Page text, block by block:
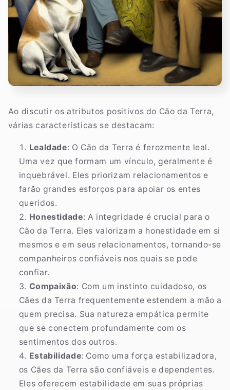
Ao discutir os atributos positivos do Cão da Terra,
várias características se destacam:
Lealdade: O Cão da Terra é ferozmente leal.
Uma vez que formam um vínculo, geralmente é
inquebrável. Eles priorizam relacionamentos e
farão grandes esforços para apoiar os entes
queridos.
Honestidade: A integridade é crucial para o
Cão da Terra. Eles valorizam a honestidade em si
mesmos e em seus relacionamentos, tornando-se
companheiros confiáveis nos quais se pode
confiar.
Compaixão: Com um instinto cuidadoso, os
Cães da Terra frequentemente estendem a mão a
quem precisa. Sua natureza empática permite
que se conectem profundamente com os
sentimentos dos outros.
Estabilidade: Como uma força estabilizadora,
os Cães da Terra são confiáveis e dependentes.
Eles oferecem estabilidade em suas próprias